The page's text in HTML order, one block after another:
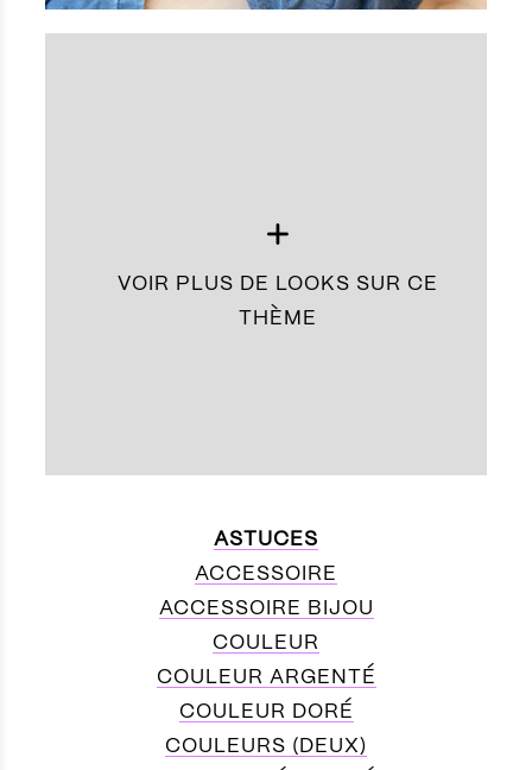
VOIR PLUS DE LOOKS SUR CE
THÈME
ASTUCES
ACCESSOIRE
ACCESSOIRE BIJOU
COULEUR
COULEUR ARGENTÉ
COULEUR DORÉ
COULEURS (DEUX)